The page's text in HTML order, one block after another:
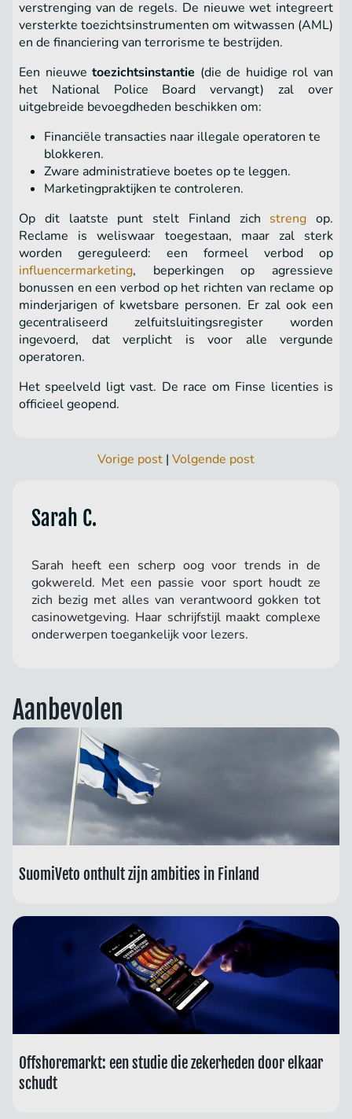
verstrenging van de regels. De nieuwe wet integreert
versterkte toezichtsinstrumenten om witwassen (AML)
en de financiering van terrorisme te bestrijden.
Een nieuwetoezichtsinstantie (die de huidige rol van
het National Police Board vervangt) zal over
uitgebreide bevoegdheden beschikken om:
Financiële transacties naar illegale operatoren te
blokkeren.
Zware administratieve boetes op te leggen.
Marketingpraktijken te controleren.
Op dit laatste punt stelt Finland zich streng op.
Reclame is weliswaar toegestaan, maar zal sterk
worden gereguleerd: een formeel verbod op
influencermarketing, beperkingen op agressieve
bonussen en een verbod op het richten van reclame op
minderjarigen of kwetsbare personen. Er zal ook een
gecentraliseerd zelfuitsluitingsregister worden
ingevoerd, dat verplicht is voor alle vergunde
operatoren.
Het speelveld ligt vast. De race om Finse licenties is
officieel geopend.
Vorige post | Volgende post
Sarah C.
Sarah heeft een scherp oog voor trends in de
gokwereld. Met een passie voor sport houdt ze
zich bezig met alles van verantwoord gokken tot
casinowetgeving. Haar schrijfstijl maakt complexe
onderwerpen toegankelijk voor lezers.
Aanbevolen
SuomiVeto onthult zijn ambities in Finland
Offshoremarkt: een studie die zekerheden door elkaar
schudt